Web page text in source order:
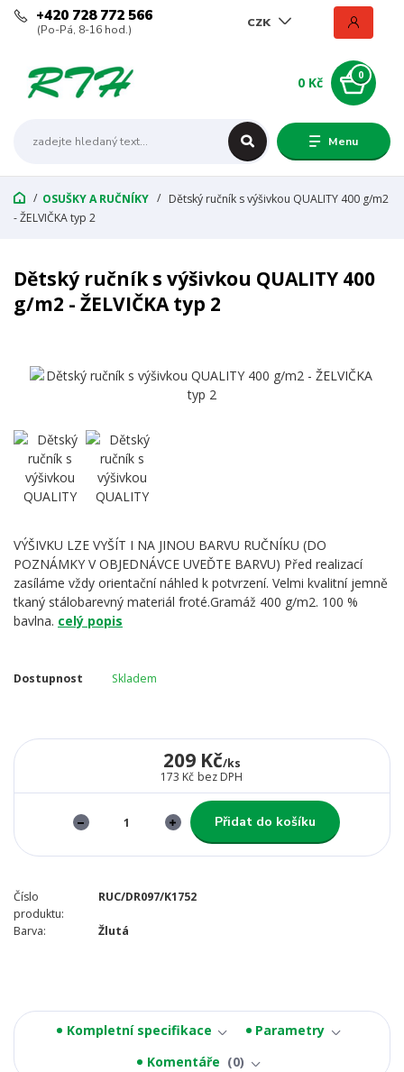
Menu
CZK
+420 728 772 566
(Po-Pá, 8-16 hod.)
0
0 Kč
OSUŠKY A RUČNÍKY
Dětský ručník s výšivkou QUALITY 400 g/m2
- ŽELVIČKA typ 2
Dětský ručník s výšivkou QUALITY 400
g/m2 - ŽELVIČKA typ 2
VÝŠIVKU LZE VYŠÍT I NA JINOU BARVU RUČNÍKU (DO
POZNÁMKY V OBJEDNÁVCE UVEĎTE BARVU) Před realizací
zasíláme vždy orientační náhled k potvrzení. Velmi kvalitní jemně
tkaný stálobarevný materiál froté.Gramáž 400 g/m2. 100 %
bavlna. celý popis
Dostupnost Skladem
209 Kč/ks
173 Kč bez DPH
Přidat do košíku
Číslo
produktu:
RUC/DR097/K1752
Barva: Žlutá
Kompletní specifikace
Parametry
Komentáře
0